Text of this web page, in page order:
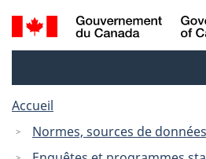
au
à
Recherche
et
Accueil
Normes, sources de